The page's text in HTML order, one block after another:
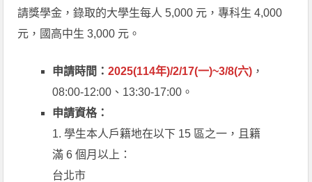
請獎學金，錄取的大學生每人 5,000 元，專科生 4,000
元，國高中生 3,000 元。
申請時間：2025(114年)/2/17(一)~3/8(六) ，
08:00-12:00、13:30-17:00。
申請資格：
1. 學生本人戶籍地在以下 15 區之一，且籍
滿 6 個月以上：
台北市